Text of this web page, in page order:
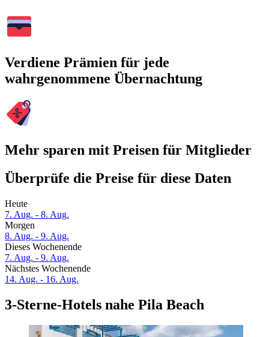
Verdiene Prämien für jede
wahrgenommene Übernachtung
Mehr sparen mit Preisen für Mitglieder
Überprüfe die Preise für diese Daten
Heute
7. Aug. - 8. Aug.
Morgen
8. Aug. - 9. Aug.
Dieses Wochenende
7. Aug. - 9. Aug.
Nächstes Wochenende
14. Aug. - 16. Aug.
3-Sterne-Hotels nahe Pila Beach